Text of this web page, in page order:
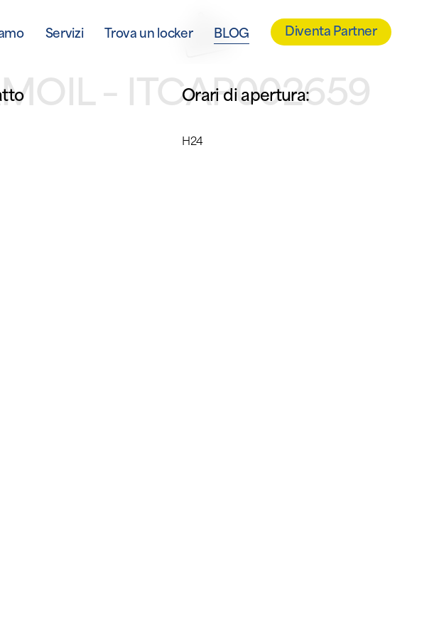
Servizi Trova un locker BLOG Diventa Partner
– ITCAP002659
Orari di apertura:
H24